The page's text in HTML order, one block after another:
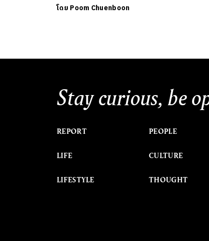
โดย Poom Chuenboon
Stay curious, be
REPORT
LIFE
LIFESTYLE
PEOPLE
CULTURE
THOUGHT